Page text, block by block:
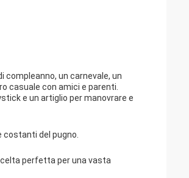
un carnevale, un
casuale con amici e parenti.
e un artiglio per manovrare e
costanti del pugno.
perfetta per una vasta